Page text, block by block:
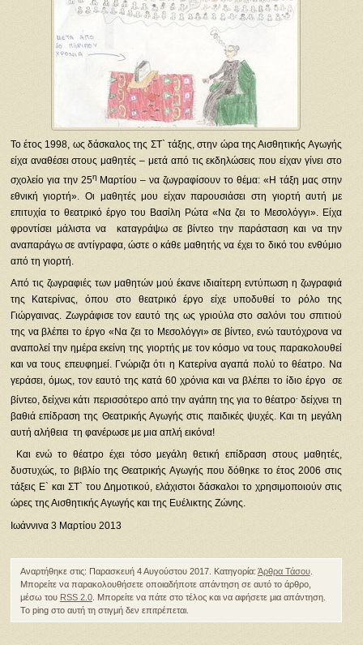
Το έτος 1998, ως δάσκαλος της ΣΤ` τάξης, στην ώρα της Αισθητικής Αγωγής
είχα αναθέσει στους μαθητές – μετά από τις εκδηλώσεις που είχαν γίνει στο
σχολείο για την 25η Μαρτίου – να ζωγραφίσουν το θέμα: «Η τάξη μας στην
εθνική γιορτή». Οι μαθητές μου είχαν παρουσιάσει στη γιορτή αυτή με
επιτυχία το θεατρικό έργο του Βασίλη Ρώτα «Να ζει το Μεσολόγγι». Είχα
φροντίσει μάλιστα να καταγράψω σε βίντεο την παράσταση και να την
αναπαράγω σε αντίγραφα, ώστε ο κάθε μαθητής να έχει το δικό του ενθύμιο
από τη γιορτή.
Από τις ζωγραφιές των μαθητών μού έκανε ιδιαίτερη εντύπωση η ζωγραφιά
της Κατερίνας, όπου στο θεατρικό έργο είχε υποδυθεί το ρόλο της
Γιώργαινας. Ζωγράφισε τον εαυτό της ως γριούλα στο σαλόνι του σπιτιού
της να βλέπει το έργο «Να ζει το Μεσολόγγι» σε βίντεο, ενώ ταυτόχρονα να
αναπολεί την ημέρα εκείνη της γιορτής με τον κόσμο να τους παρακολουθεί
και να τους επευφημεί. Γνώριζα ότι η Κατερίνα αγαπά πολύ το θέατρο. Να
γεράσει, όμως, τον εαυτό της κατά 60 χρόνια και να βλέπει το ίδιο έργο σε
βίντεο, δείχνει κάτι περισσότερο από την αγάπη της για το θέατρο. δείχνει τη
βαθιά επίδραση της Θεατρικής Αγωγής στις παιδικές ψυχές. Και τη μεγάλη
αυτή αλήθεια τη φανέρωσε με μια απλή εικόνα!
Και ενώ το θέατρο έχει τόσο μεγάλη θετική επίδραση στους μαθητές,
δυστυχώς, το βιβλίο της Θεατρικής Αγωγής που δόθηκε το έτος 2006 στις
τάξεις Ε` και ΣΤ` του Δημοτικού, ελάχιστοι δάσκαλοι το χρησιμοποιούν στις
ώρες της Αισθητικής Αγωγής και της Ευέλικτης Ζώνης.
Ιωάννινα 3 Μαρτίου 2013
Αναρτήθηκε στις: Παρασκευή 4 Αυγούστου 2017. Κατηγορία: Άρθρα Τάσου.
Μπορείτε να παρακολουθήσετε οποιαδήποτε απάντηση σε αυτό το άρθρο,
μέσω του RSS 2.0. Μπορείτε να πάτε στο τέλος και να αφήσετε μια απάντηση.
Το ping στο αυτή τη στιγμή δεν επιτρέπεται.